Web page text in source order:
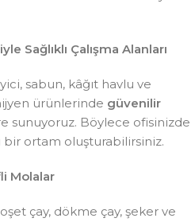
Sağlıklı Çalışma Alanları
sabun, kâğıt havlu ve
ürünlerinde güvenilir
sunuyoruz. Böylece ofisinizde
bir ortam oluşturabilirsiniz.
Molalar
çay, dökme çay, şeker ve